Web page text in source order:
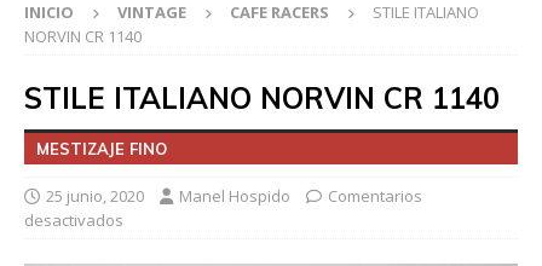
INICIO VINTAGE CAFE RACERS
STILE ITALIANO
NORVIN CR 1140
STILE ITALIANO NORVIN CR 1140
MESTIZAJE FINO
25 junio, 2020 Manel Hospido
Comentarios
desactivados